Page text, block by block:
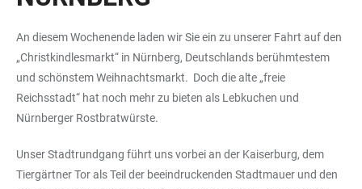
An diesem Wochenende laden wir Sie ein zu unserer Fahrt auf den
„Christkindlesmarkt“ in Nürnberg, Deutschlands berühmtestem
und schönstem Weihnachtsmarkt. Doch die alte „freie
Reichsstadt“ hat noch mehr zu bieten als Lebkuchen und
Nürnberger Rostbratwürste.
Unser Stadtrundgang führt uns vorbei an der Kaiserburg, dem
Tiergärtner Tor als Teil der beeindruckenden Stadtmauer und den